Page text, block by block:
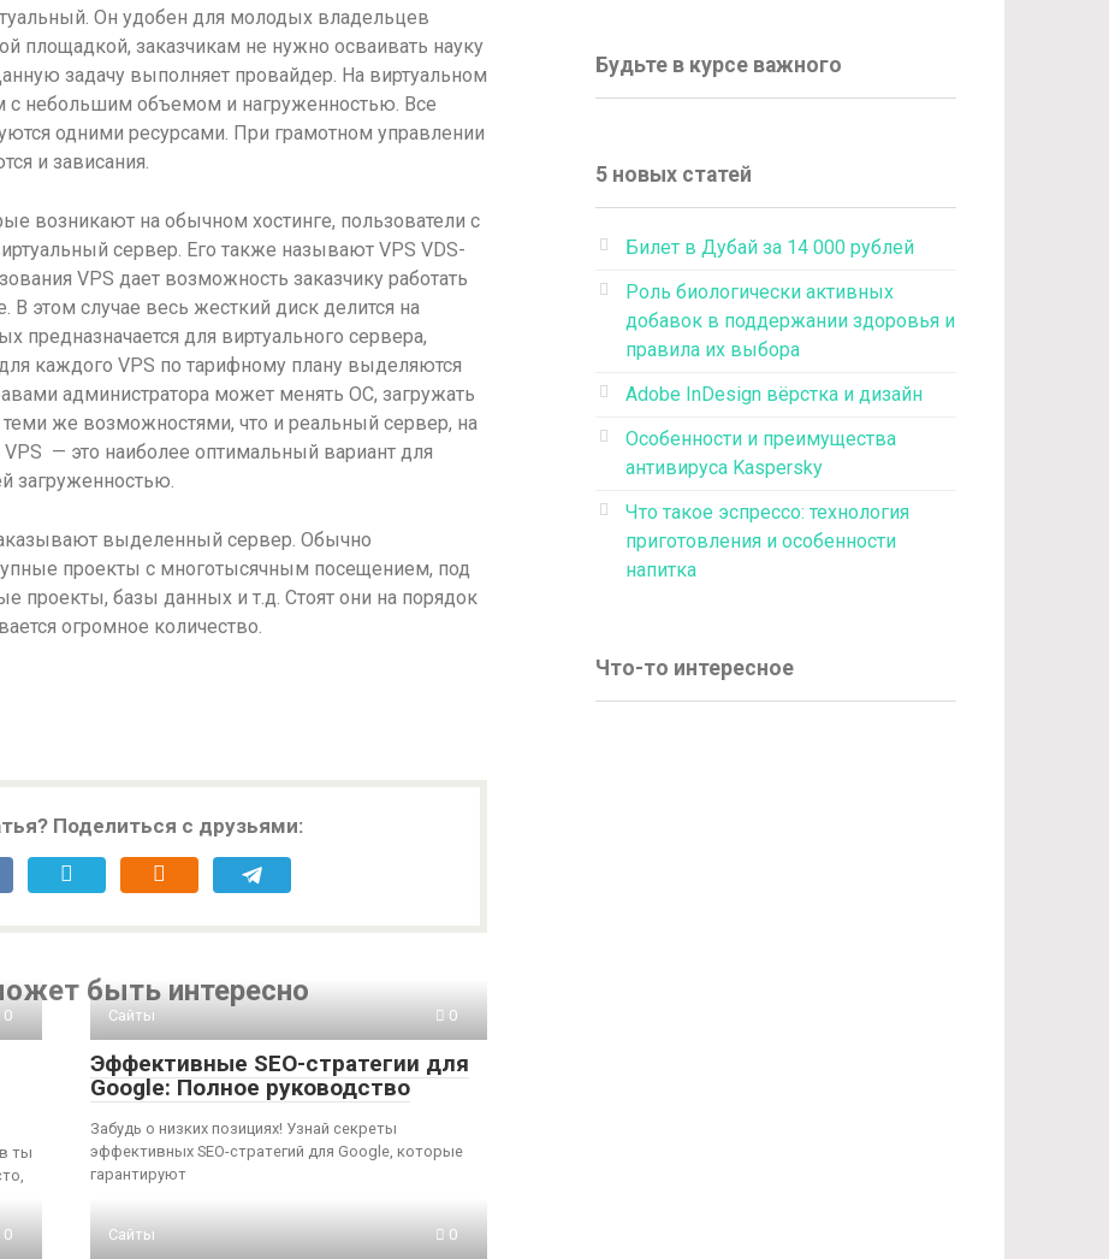
Он удобен для молодых владельцев
площадкой, заказчикам не нужно осваивать науку
задачу выполняет провайдер. На виртуальном
с небольшим объемом и нагруженностью. Все
одними ресурсами. При грамотном управлении
и зависания.
возникают на обычном хостинге, пользователи с
сервер. Его также называют VPS VDS-
VPS дает возможность заказчику работать
этом случае весь жесткий диск делится на
предназначается для виртуального сервера,
каждого VPS по тарифному плану выделяются
администратора может менять ОС, загружать
же возможностями, что и реальный сервер, на
— это наиболее оптимальный вариант для
загруженностью.
выделенный сервер. Обычно
проекты с многотысячным посещением, под
проекты, базы данных и т.д. Стоят они на порядок
огромное количество.
Поделиться с друзьями:
быть интересно
0
ты
Сайты 0
Эффективные SEO-стратегии для
Google: Полное руководство
Забудь о низких позициях! Узнай секреты
эффективных SEO-стратегий для Google, которые
гарантируют
0 Сайты 0
Будьте в курсе важного
5 новых статей
Билет в Дубай за 14 000 рублей
Роль биологически активных
добавок в поддержании здоровья и
правила их выбора
Adobe InDesign вёрстка и дизайн
Особенности и преимущества
антивируса Kaspersky
Что такое эспрессо: технология
приготовления и особенности
напитка
Что-то интересное